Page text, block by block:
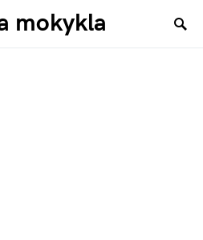
mokykla